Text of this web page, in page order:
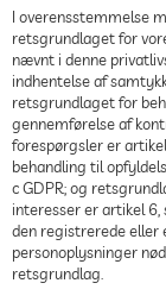
I overensstemmelse
retsgrundlaget for
nævnt i denne
indhentelse af
retsgrundlaget for
gennemførelse af
forespørgsler er
behandling til
c GDPR; og
interesser er artikel
den registrerede eller
personoplysninger
retsgrundlag.